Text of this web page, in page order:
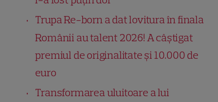
Trupa Re-born a dat lovitura în finala
Românii au talent 2026! A câștigat
premiul de originalitate și 10.000 de
euro
Transformarea uluitoare a lui